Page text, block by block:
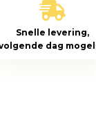
Snelle levering,
dag